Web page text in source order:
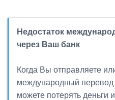
Недостаток
через Ваш банк
Когда Вы отправляете
международный
можете потерять деньги